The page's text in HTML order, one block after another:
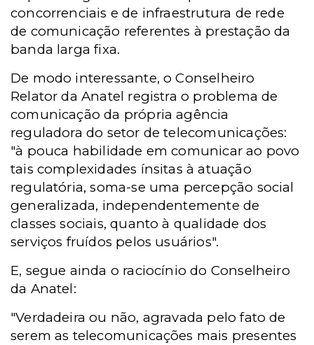
concorrenciais e de infraestrutura de rede
de comunicação referentes à prestação da
banda larga fixa.
De modo interessante, o Conselheiro
Relator da Anatel registra o problema de
comunicação da própria agência
reguladora do setor de telecomunicações:
"à pouca habilidade em comunicar ao povo
tais complexidades ínsitas à atuação
regulatória, soma-se uma percepção social
generalizada, independentemente de
classes sociais, quanto à qualidade dos
serviços fruídos pelos usuários".
E, segue ainda o raciocínio do Conselheiro
da Anatel:
"Verdadeira ou não, agravada pelo fato de
serem as telecomunicações mais presentes